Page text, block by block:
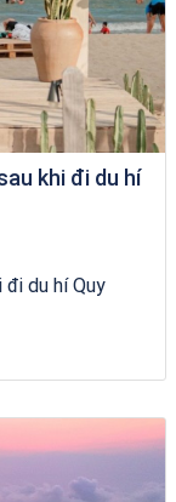
khi đi du hí
đi du hí Quy